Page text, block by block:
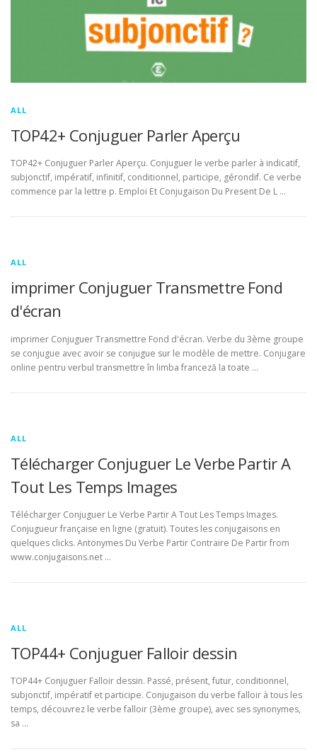
ALL
TOP42+ Conjuguer Parler Aperçu
TOP42+ Conjuguer Parler Aperçu. Conjuguer le verbe parler à indicatif,
subjonctif, impératif, infinitif, conditionnel, participe, gérondif. Ce verbe
commence par la lettre p. Emploi Et Conjugaison Du Present De L …
ALL
imprimer Conjuguer Transmettre Fond
d'écran
imprimer Conjuguer Transmettre Fond d'écran. Verbe du 3ème groupe
se conjugue avec avoir se conjugue sur le modèle de mettre. Conjugare
online pentru verbul transmettre în limba franceză la toate …
ALL
Télécharger Conjuguer Le Verbe Partir A
Tout Les Temps Images
Télécharger Conjuguer Le Verbe Partir A Tout Les Temps Images.
Conjugueur française en ligne (gratuit). Toutes les conjugaisons en
quelques clicks. Antonymes Du Verbe Partir Contraire De Partir from
www.conjugaisons.net …
ALL
TOP44+ Conjuguer Falloir dessin
TOP44+ Conjuguer Falloir dessin. Passé, présent, futur, conditionnel,
subjonctif, impératif et participe. Conjugaison du verbe falloir à tous les
temps, découvrez le verbe falloir (3ème groupe), avec ses synonymes,
sa …